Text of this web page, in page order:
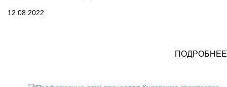
12.08.2022
ПОДРОБНЕЕ